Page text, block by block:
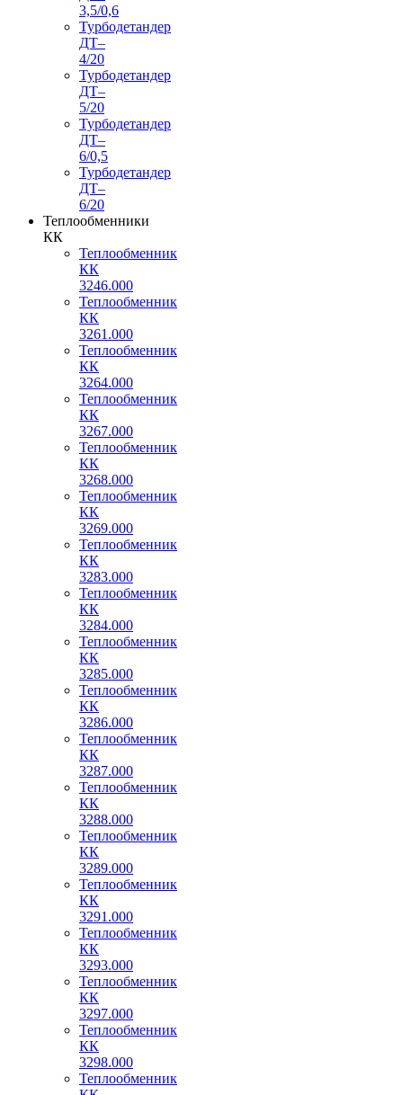
3,5/0,6
Турбодетандер
ДТ–
4/20
Турбодетандер
ДТ–
5/20
Турбодетандер
ДТ–
6/0,5
Турбодетандер
ДТ–
6/20
Теплообменники
КК
Теплообменник
КК
3246.000
Теплообменник
КК
3261.000
Теплообменник
КК
3264.000
Теплообменник
КК
3267.000
Теплообменник
КК
3268.000
Теплообменник
КК
3269.000
Теплообменник
КК
3283.000
Теплообменник
КК
3284.000
Теплообменник
КК
3285.000
Теплообменник
КК
3286.000
Теплообменник
КК
3287.000
Теплообменник
КК
3288.000
Теплообменник
КК
3289.000
Теплообменник
КК
3291.000
Теплообменник
КК
3293.000
Теплообменник
КК
3297.000
Теплообменник
КК
3298.000
Теплообменник